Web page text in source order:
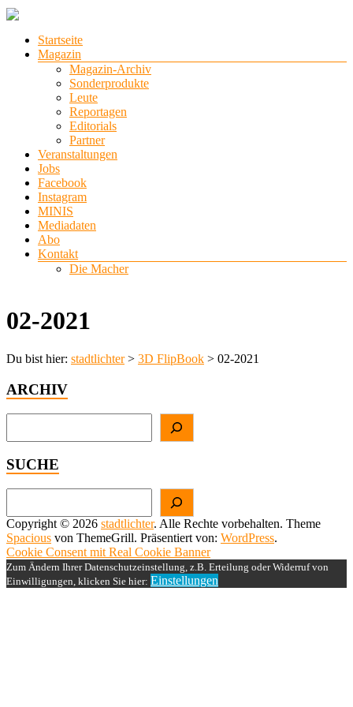
Zum
springen
stadtlichter
Lüneburg,
Winsen
Menü
Startseite
Magazin
Magazin-Archiv
Sonderprodukte
Leute
Reportagen
Editorials
Partner
Veranstaltungen
Jobs
Facebook
Instagram
MINIS
Mediadaten
Abo
Kontakt
Die Macher
02-2021
Du bist hier: stadtlichter> 3D FlipBook > 02-2021
ARCHIV
SUCHE
Copyright © 2026 stadtlichter. Alle Rechte vorbehalten. Theme
Spacious von ThemeGrill. Präsentiert von: WordPress.
Cookie Consent mit Real Cookie Banner
Zum Ändern Ihrer Datenschutzeinstellung, z.B. Erteilung oder Widerruf von
Einwilligungen, klicken Sie hier: Einstellungen